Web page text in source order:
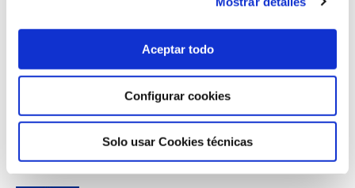
Aceptar todo
Configurar cookies
Solo usar Cookies técnicas
Presentación de la Oficina de Hogares Saludables de
de Hogares Saludables, Ayuntamiento de Getafe
12.00h. Fin del evento